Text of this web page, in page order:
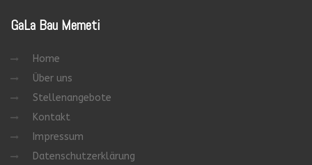
GaLa Bau Memeti
Home
Über uns
Stellenangebote
Kontakt
Impressum
Datenschutzerklärung